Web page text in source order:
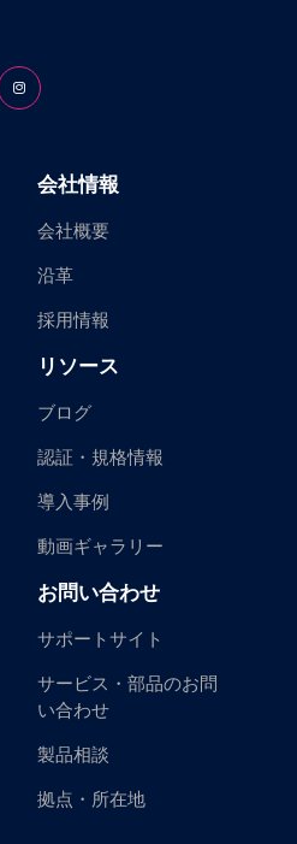
us on X (formerly Twitter)
Follow us on Instagram
会社情報
会社概要
沿革
採用情報
リソース
ブログ
認証・規格情報
導入事例
動画ギャラリー
お問い合わせ
サポートサイト
サービス・部品のお問
い合わせ
製品相談
拠点・所在地